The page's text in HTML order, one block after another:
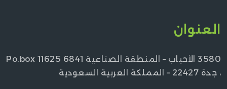
العنوان
3580 الأحباب – المنطقة الصناعية 6841 Po.box 11625
، جدة 22427 – المملكة العربية السعودية